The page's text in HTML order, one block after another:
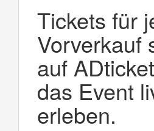
Tickets für
Vorverkauf
auf
das Event
erleben.